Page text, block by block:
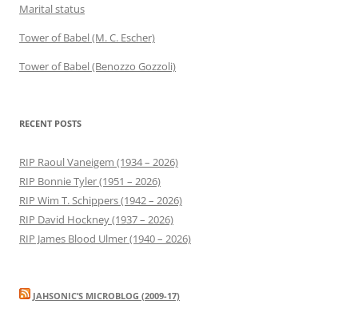
Marital status
Tower of Babel (M. C. Escher)
Tower of Babel (Benozzo Gozzoli)
RECENT POSTS
RIP Raoul Vaneigem (1934 – 2026)
RIP Bonnie Tyler (1951 – 2026)
RIP Wim T. Schippers (1942 – 2026)
RIP David Hockney (1937 – 2026)
RIP James Blood Ulmer (1940 – 2026)
JAHSONIC’S MICROBLOG (2009-17)